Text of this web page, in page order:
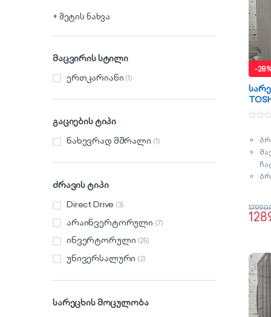
-
u
o
+ მეტის ნახვა
მაცვირის სტილი
ერთკარიანი (1)
გაციების ტიპი
ნახევრად მშრალი (1)
ძრავის ტიპი
Direct Drive (3)
არაინვერტორული (7)
ინვერტორული (25)
უნივერსალური (2)
სარეცხის მოცულობა